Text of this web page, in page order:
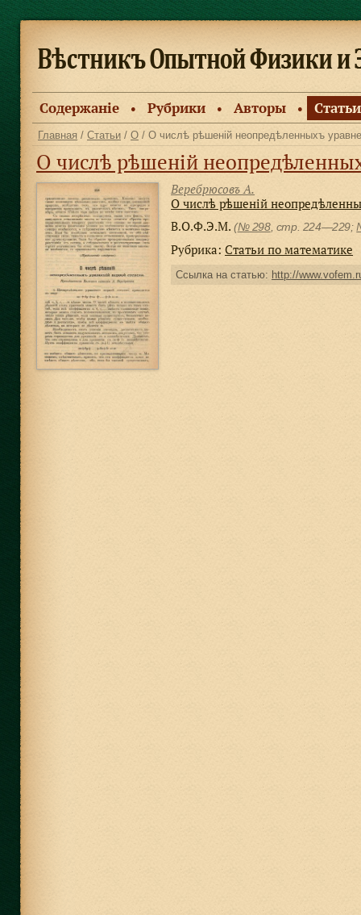
Содержанiе ● Рубрики ● Авторы ● Статьи
Главная / Статьи / О / О числѣ рѣшеній неопредѣленныхъ
О числѣ рѣшеній
Веребрюсовъ А.
О числѣ рѣшеній
В.О.Ф.Э.М. (№ 298, стр. 224—229;
Рубрика: Статьи по математике
Ссылка на статью: http://